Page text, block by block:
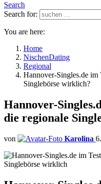
Search
Search for:
You are here:
Home
NischenDating
Regional
Hannover-Singles.de im
Singlebörse wirklich?
Hannover-
die regionale
von Karolina